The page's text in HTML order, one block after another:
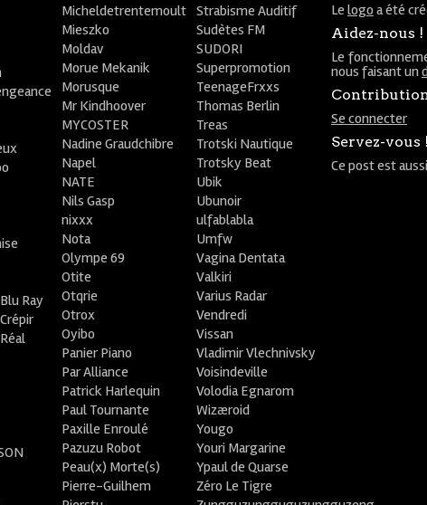
Le logo a été
Aidez-nous !
Le
nous faisant un
Se connecter
Servez-vous !
Ce post est
Ray
Micheldetrentemoult
Mieszko
Moldav
Morue Mekanik
Morusque
Mr Kindhoover
MYCOSTER
Nadine Graudchibre
Napel
NATE
Nils Gasp
nixxx
Nota
Olympe 69
Otite
Otqrie
Otrox
Oyibo
Panier Piano
Par Alliance
Patrick Harlequin
Paul Tournante
Paxille Enroulé
Pazuzu Robot
Peau(x) Morte(s)
Pierre-Guilhem
Strabisme Auditif
Sudètes FM
SUDORI
Superpromotion
TeenageFrxxs
Thomas Berlin
Treas
Trotski Nautique
Trotsky Beat
Ubik
Ubunoir
ulfablabla
Umfw
Vagina Dentata
Valkiri
Varius Radar
Vendredi
Vissan
Vladimir Vlechnivsky
Voisindeville
Volodia Egnarom
Wizæroid
Yougo
Youri Margarine
Ypaul de Quarse
Zéro Le Tigre